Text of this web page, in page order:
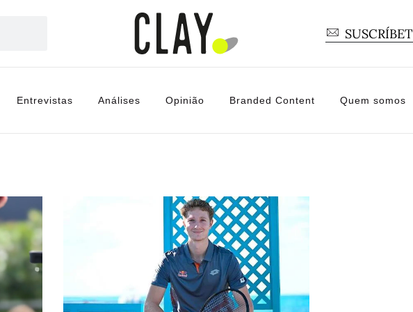
Entrevistas Análises Opinião Branded Content Quem somos